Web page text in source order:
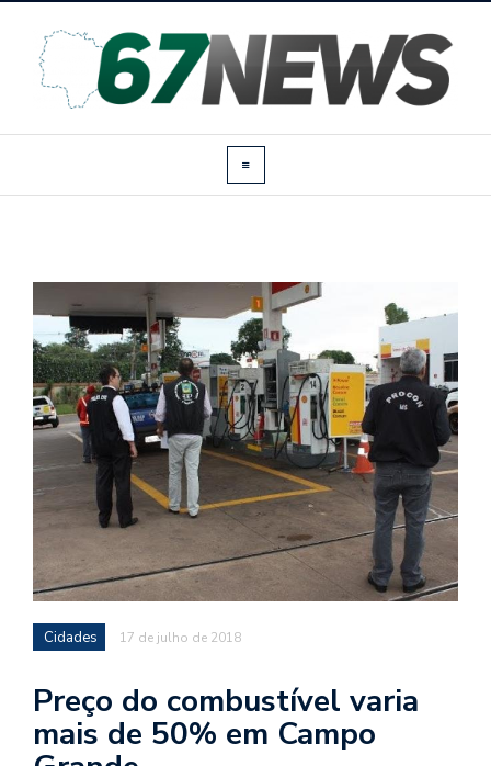
Cidades 17 de julho de 2018
Preço do combustível varia
mais de 50% em Campo